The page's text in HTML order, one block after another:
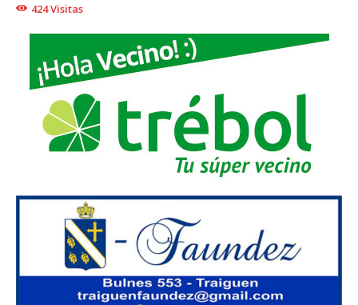
424Visitas